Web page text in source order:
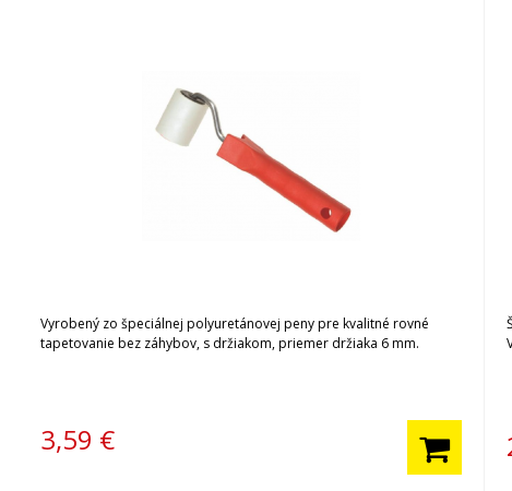
Vyrobený zo špeciálnej polyuretánovej peny pre kvalitné rovné
tapetovanie bez záhybov, s držiakom, priemer držiaka 6 mm.
3,59 €